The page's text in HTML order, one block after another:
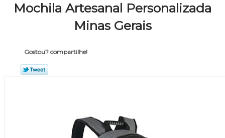
Mochila Artesanal Personalizada
Minas Gerais
Gostou? compartilhe!